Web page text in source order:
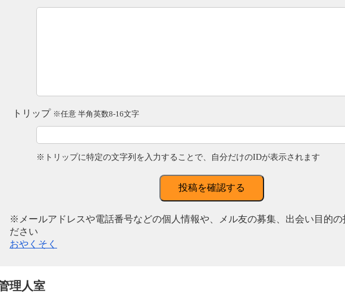
トリップ ※任意 半角英数8-16文字
※トリップに特定の文字列を入力することで、自分だけのIDが表示されます
投稿を確認する
※メールアドレスや電話番号などの個人情報や、メル友の募集、出会い目的の
ださい
おやくそく
理人室